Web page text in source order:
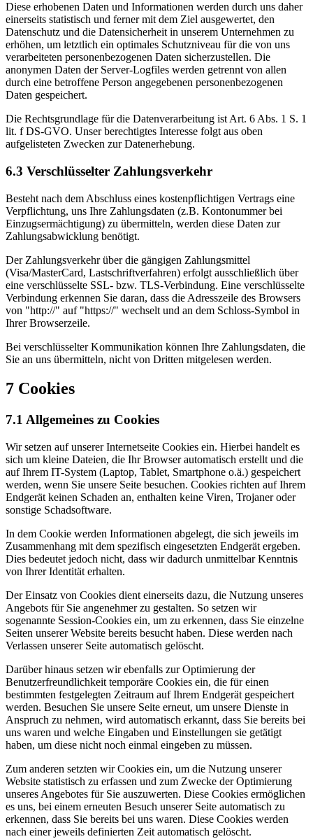
Diese erhobenen Daten und Informationen werden durch uns daher
einerseits statistisch und ferner mit dem Ziel ausgewertet, den
Datenschutz und die Datensicherheit in unserem Unternehmen zu
erhöhen, um letztlich ein optimales Schutzniveau für die von uns
verarbeiteten personenbezogenen Daten sicherzustellen. Die
anonymen Daten der Server-Logfiles werden getrennt von allen
durch eine betroffene Person angegebenen personenbezogenen
Daten gespeichert.
Die Rechtsgrundlage für die Datenverarbeitung ist Art. 6 Abs. 1 S. 1
lit. f DS-GVO. Unser berechtigtes Interesse folgt aus oben
aufgelisteten Zwecken zur Datenerhebung.
6.3 Verschlüsselter Zahlungsverkehr
Besteht nach dem Abschluss eines kostenpflichtigen Vertrags eine
Verpflichtung, uns Ihre Zahlungsdaten (z.B. Kontonummer bei
Einzugsermächtigung) zu übermitteln, werden diese Daten zur
Zahlungsabwicklung benötigt.
Der Zahlungsverkehr über die gängigen Zahlungsmittel
(Visa/MasterCard, Lastschriftverfahren) erfolgt ausschließlich über
eine verschlüsselte SSL- bzw. TLS-Verbindung. Eine verschlüsselte
Verbindung erkennen Sie daran, dass die Adresszeile des Browsers
von "http://" auf "https://" wechselt und an dem Schloss-Symbol in
Ihrer Browserzeile.
Bei verschlüsselter Kommunikation können Ihre Zahlungsdaten, die
Sie an uns übermitteln, nicht von Dritten mitgelesen werden.
7 Cookies
7.1 Allgemeines zu Cookies
Wir setzen auf unserer Internetseite Cookies ein. Hierbei handelt es
sich um kleine Dateien, die Ihr Browser automatisch erstellt und die
auf Ihrem IT-System (Laptop, Tablet, Smartphone o.ä.) gespeichert
werden, wenn Sie unsere Seite besuchen. Cookies richten auf Ihrem
Endgerät keinen Schaden an, enthalten keine Viren, Trojaner oder
sonstige Schadsoftware.
In dem Cookie werden Informationen abgelegt, die sich jeweils im
Zusammenhang mit dem spezifisch eingesetzten Endgerät ergeben.
Dies bedeutet jedoch nicht, dass wir dadurch unmittelbar Kenntnis
von Ihrer Identität erhalten.
Der Einsatz von Cookies dient einerseits dazu, die Nutzung unseres
Angebots für Sie angenehmer zu gestalten. So setzen wir
sogenannte Session-Cookies ein, um zu erkennen, dass Sie einzelne
Seiten unserer Website bereits besucht haben. Diese werden nach
Verlassen unserer Seite automatisch gelöscht.
Darüber hinaus setzen wir ebenfalls zur Optimierung der
Benutzerfreundlichkeit temporäre Cookies ein, die für einen
bestimmten festgelegten Zeitraum auf Ihrem Endgerät gespeichert
werden. Besuchen Sie unsere Seite erneut, um unsere Dienste in
Anspruch zu nehmen, wird automatisch erkannt, dass Sie bereits bei
uns waren und welche Eingaben und Einstellungen sie getätigt
haben, um diese nicht noch einmal eingeben zu müssen.
Zum anderen setzten wir Cookies ein, um die Nutzung unserer
Website statistisch zu erfassen und zum Zwecke der Optimierung
unseres Angebotes für Sie auszuwerten. Diese Cookies ermöglichen
es uns, bei einem erneuten Besuch unserer Seite automatisch zu
erkennen, dass Sie bereits bei uns waren. Diese Cookies werden
nach einer jeweils definierten Zeit automatisch gelöscht.